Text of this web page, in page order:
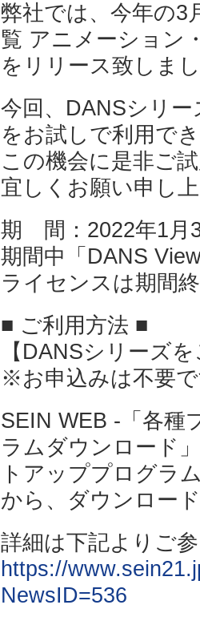
弊社では、今年の3
覧 アニメーション
をリリース致しま
今回、DANSシリ
をお試しで利用で
この機会に是非ご
宜しくお願い申し
期 間：2022年1月
期間中「DANS
ライセンスは期間
■ ご利用方法 ■
【DANSシリーズ
※お申込みは不要
SEIN WEB -「各種
ラムダウンロード
トアッププログラ
から、ダウンロー
詳細は下記よりご
https://
NewsID=536